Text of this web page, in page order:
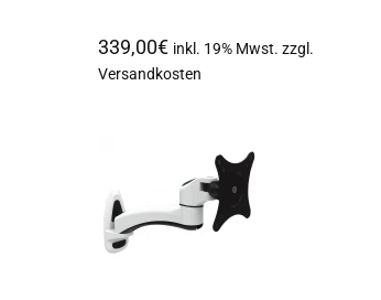
339,00€ inkl. 19% Mwst. zzgl.
Versandkosten